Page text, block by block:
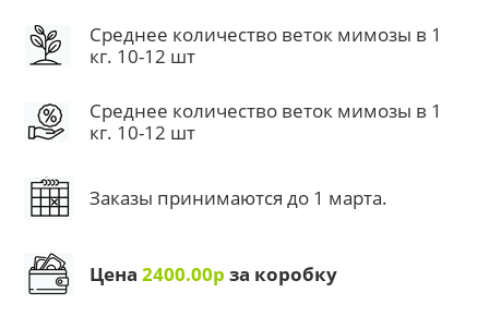
Среднее количество веток мимозы в 1
кг. 10-12 шт
Среднее количество веток мимозы в 1
кг. 10-12 шт
Заказы принимаются до 1 марта.
Цена2400.00р за коробку